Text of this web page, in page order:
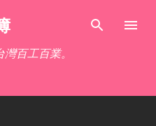
內容
百工百業。